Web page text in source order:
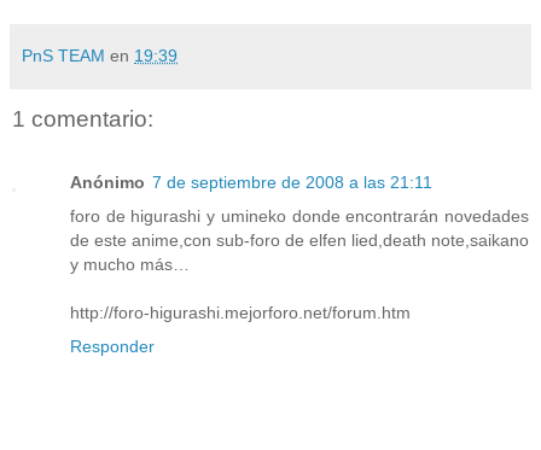
PnS TEAM en 19:39
1 comentario:
Anónimo 7 de septiembre de 2008 a las 21:11
foro de higurashi y umineko donde encontrarán novedades
de este anime,con sub-foro de elfen lied,death note,saikano
y mucho más…
http://foro-higurashi.mejorforo.net/forum.htm
Responder